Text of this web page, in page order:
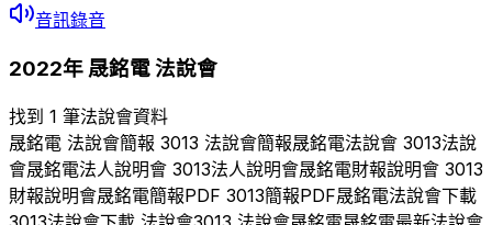
音訊錄音
2022年 晟銘電法說會
找到 1 筆法說會資料
晟銘電 法說會簡報 3013 法說會簡報晟銘電法說會 3013法說
會晟銘電法人說明會 3013法人說明會晟銘電財報說明會 3013
財報說明會晟銘電簡報PDF 3013簡報PDF晟銘電法說會下載